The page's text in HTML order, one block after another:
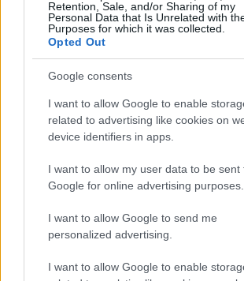
Retention, Sale, and/or Sharing of my
Personal Data that Is Unrelated with
Purposes for which it was collected.
Opted Out
Google consents
I want to allow Google to enable
related to advertising like cookies on
device identifiers in apps.
I want to allow my user data to be sent
Google for online advertising purposes.
I want to allow Google to send me
personalized advertising.
I want to allow Google to enable
SofaScore, la
web de
rendimiento de
frecuentes sobre
Real Madrid
GONZALO